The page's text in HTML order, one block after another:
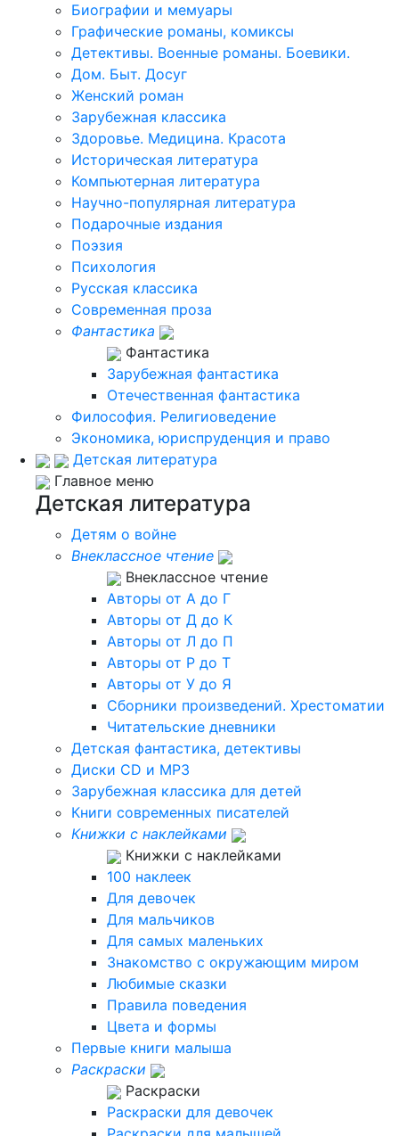
Биографии и мемуары
Графические романы, комиксы
Детективы. Военные романы. Боевики.
Дом. Быт. Досуг
Женский роман
Зарубежная классика
Здоровье. Медицина. Красота
Историческая литература
Компьютерная литература
Научно-популярная литература
Подарочные издания
Поэзия
Психология
Русская классика
Современная проза
Фантастика
Фантастика
Зарубежная фантастика
Отечественная фантастика
Философия. Религиоведение
Экономика, юриспруденция и право
Детская литература
Главное меню
Детская литература
Детям о войне
Внеклассное чтение
Внеклассное чтение
Авторы от А до Г
Авторы от Д до К
Авторы от Л до П
Авторы от Р до Т
Авторы от У до Я
Сборники произведений. Хрестоматии
Читательские дневники
Детская фантастика, детективы
Диски CD и MP3
Зарубежная классика для детей
Книги современных писателей
Книжки с наклейками
Книжки с наклейками
100 наклеек
Для девочек
Для мальчиков
Для самых маленьких
Знакомство с окружающим миром
Любимые сказки
Правила поведения
Цвета и формы
Первые книги малыша
Раскраски
Раскраски
Раскраски для девочек